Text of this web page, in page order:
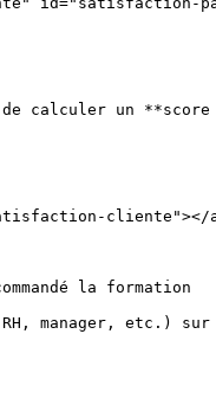
calculer un
cliente"></
la formation
manager, etc.)